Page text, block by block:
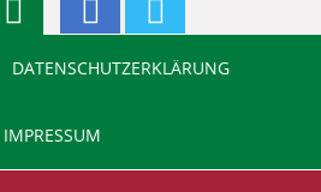
DATENSCHUTZERKLÄRUNG
IMPRESSUM